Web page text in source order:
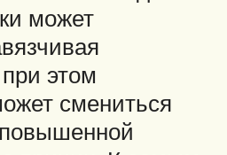
может
этом
смениться